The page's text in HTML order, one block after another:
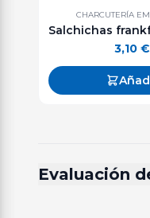
CHARCUTERÍA
3,10 €
Evaluación